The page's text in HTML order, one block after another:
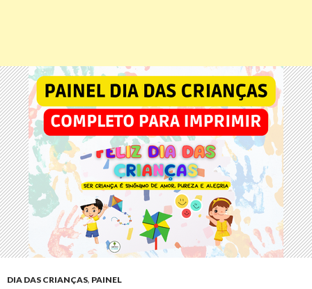
DIA DAS CRIANÇAS, PAINEL